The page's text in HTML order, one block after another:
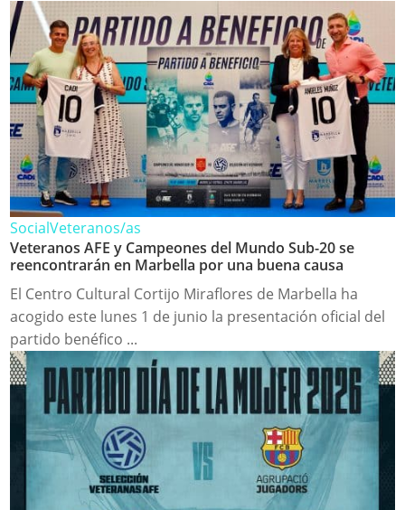
SocialVeteranos/as
Veteranos AFE y Campeones del Mundo Sub-20 se
reencontrarán en Marbella por una buena causa
El Centro Cultural Cortijo Miraflores de Marbella ha
acogido este lunes 1 de junio la presentación oficial del
partido benéfico ...